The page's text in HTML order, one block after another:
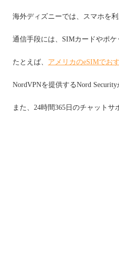
海外ディズニーでは、スマホを
通信手段には、SIMカードやポ
たとえば、 アメリカのeSIMでお
NordVPNを提供するNord
また、24時間365日のチャット